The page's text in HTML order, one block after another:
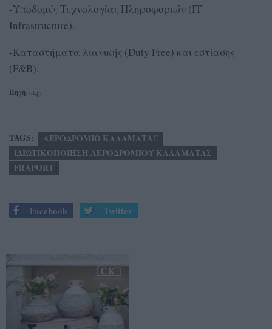
-Υποδομές Τεχνολογίας Πληροφοριών (IT
Infrastructure).
-Καταστήματα λιανικής (Duty Free) και εστίασης
(F&B).
Πηγή: ot.gr
TAGS:
ΑΕΡΟΔΡΟΜΙΟ ΚΑΛΑΜΑΤΑΣ
ΙΔΙΩΤΙΚΟΠΟΙΗΣΗ ΑΕΡΟΔΡΟΜΙΟΥ ΚΑΛΑΜΑΤΑΣ
FRAPORT
Facebook Twitter